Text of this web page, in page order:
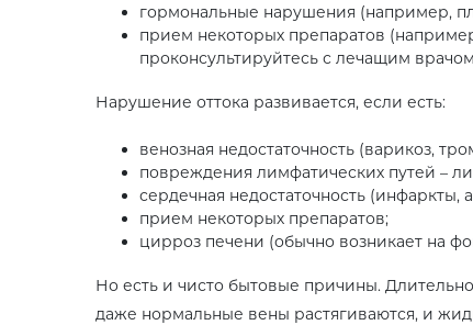
гормональные нарушения (например,
прием некоторых препаратов
проконсультируйтесь с лечащим
Нарушение оттока развивается, если есть:
венозная недостаточность (варикоз,
повреждения лимфатических путей –
сердечная недостаточность
прием некоторых препаратов;
цирроз печени (обычно возникает на
Но есть и чисто бытовые причины.
даже нормальные вены растягиваются, и